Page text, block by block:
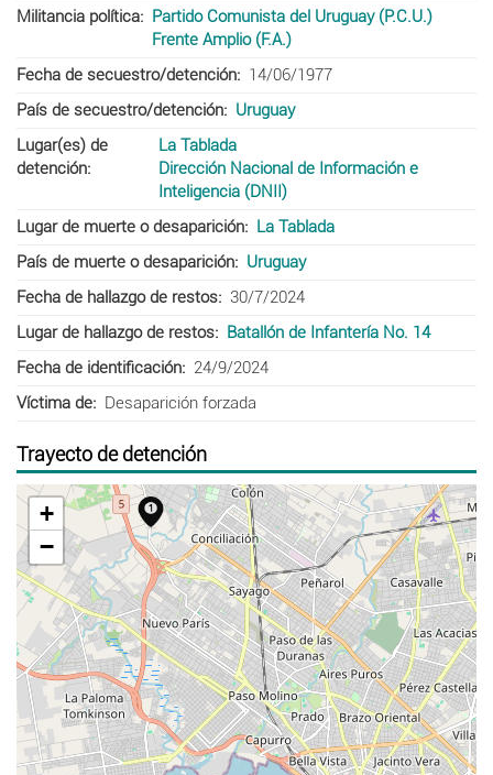
Militancia política
Partido Comunista del Uruguay (P.C.U.)
Frente Amplio (F.A.)
Fecha de secuestro/detención
14/06/1977
País de secuestro/detención
Uruguay
Lugar(es) de
detención
La Tablada
Dirección Nacional de Información e
Inteligencia (DNII)
Lugar de muerte o desaparición
La Tablada
País de muerte o desaparición
Uruguay
Fecha de hallazgo de restos
30/7/2024
Lugar de hallazgo de restos
Batallón de Infantería No. 14
Fecha de identificación
24/9/2024
Víctima de
Desaparición forzada
Trayecto de detención
+
−